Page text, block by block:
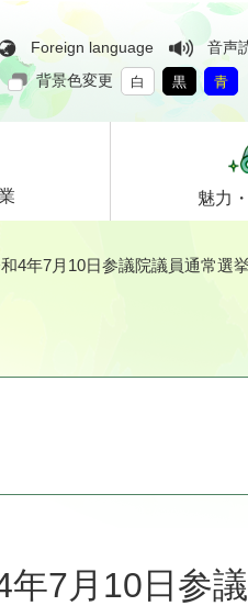
Foreign language
音声
背景色変更 白 黒 青
魅力・
4年7月10日参議院議員通常選挙
年7月10日参